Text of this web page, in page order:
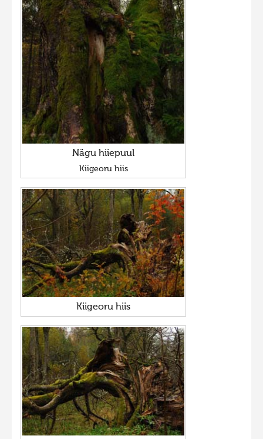
Nägu hiiepuul
Kiigeoru hiis
Kiigeoru hiis